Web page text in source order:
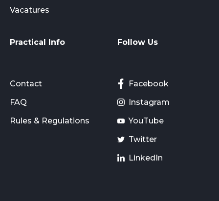
Vacatures
Practical Info
Contact
FAQ
Rules & Regulations
Follow Us
Facebook
Instagram
YouTube
Twitter
LinkedIn